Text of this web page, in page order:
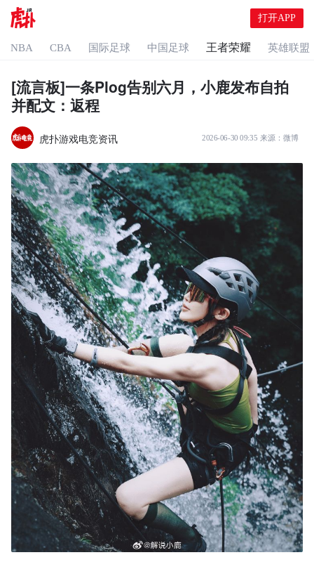
打开APP
NBA CBA 国际足球 中国足球 王者荣耀 英雄联盟
[流言板]一条Plog告别六月，小鹿发布自拍
并配文：返程
虎扑游戏电竞资讯 2026-06-30 09:35 来源： 微博